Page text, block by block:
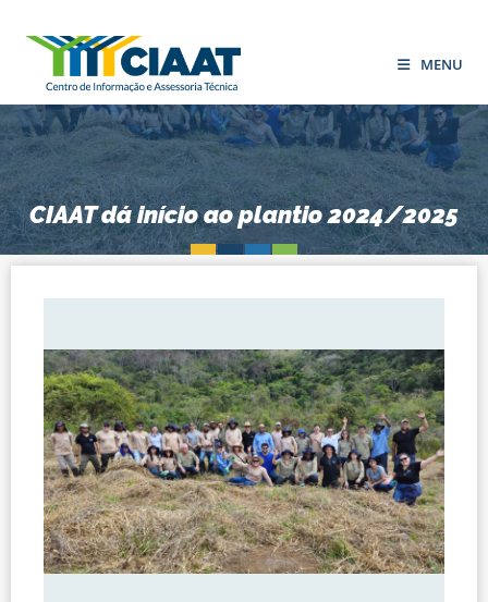
MENU
CIAAT dá início ao plantio 2024/2025